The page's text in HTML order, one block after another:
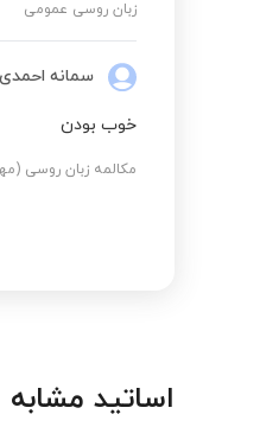
زبان روسی عمومی
سمانه احمدی
خوب بودن
مکالمه زبان روسی
اساتید مشابه